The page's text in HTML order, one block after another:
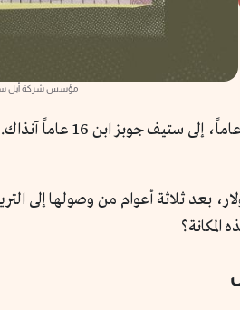
مؤسس شركة أبل
في منتصف عام 1971 تقدم بيل
بعد ثلاثة أعوام من وصولها إلى